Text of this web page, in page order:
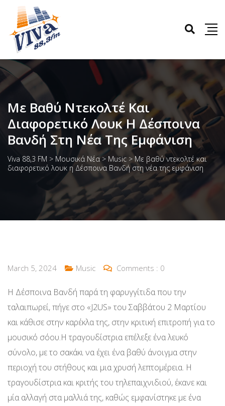
Με Βαθύ Ντεκολτέ Και
Διαφορετικό Λουκ Η Δέσποινα
Βανδή Στη Νέα Της Εμφάνιση
Viva 88,3 FM > Μουσικά Νέα > Music > Με βαθύ ντεκολτέ και
διαφορετικό λουκ η Δέσποινα Βανδή στη νέα της εμφάνιση
March 5, 2024 Music Comments : 0
Η Δέσποινα Βανδή παρά τη φαρυγγίτιδα που την
ταλαιπωρεί, πήγε στο «J2US» του Σαββάτου 2 Μαρτίου
και κάθισε στην καρέκλα της, στην κριτική επιτροπή για το
μουσικό σόου.Η τραγουδίστρια επέλεξε ένα λευκό
σύνολο, με το σακάκι να έχει ένα βαθύ άνοιγμα στην
περιοχή του στήθους και μια χρυσή λεπτομέρεια. Η
τραγουδίστρια και κριτής του τηλεπαιχνιδιού, έκανε και
μία αλλαγή στα μαλλιά της, καθώς εμφανίστηκε με ένα